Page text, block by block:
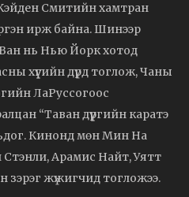
Смитийн хамтран
ирж байна. Шинээр
нь Нью Йорк хотод
хүүгийн дүрд тоглож, Чаны
ЛаРуссогоос
“Таван дүүргийн каратэ
Кинонд мөн Мин На
Арамис Найт, Уятт
зэрэг жүжигчид тогложээ.